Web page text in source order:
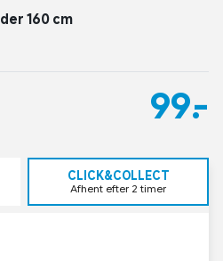
160 cm
99,-
CLICK&COLLECT
Afhent efter 2 timer